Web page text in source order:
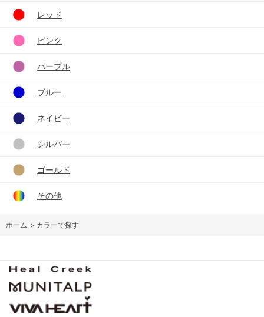
レッド
ピンク
パープル
ブルー
ネイビー
シルバー
ゴールド
その他
ホーム > カラーで探す